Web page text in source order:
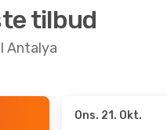
tilbud
Antalya
Ons. 21. Okt.